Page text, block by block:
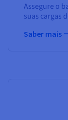
Assegure o
suas cargas
Saber mais